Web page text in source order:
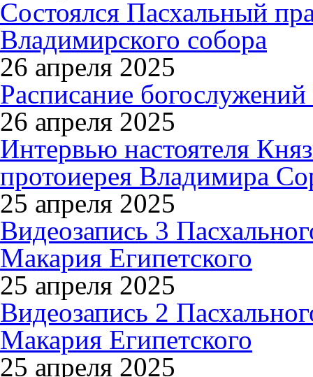
Состоялся Пасхальный
Владимирского собора
26 апреля 2025
Расписание
26 апреля 2025
Интервью настоятеля
протоиерея Владимира
25 апреля 2025
Видеозапись 3
Макария Египетского
25 апреля 2025
Видеозапись 2
Макария Египетского
25 апреля 2025